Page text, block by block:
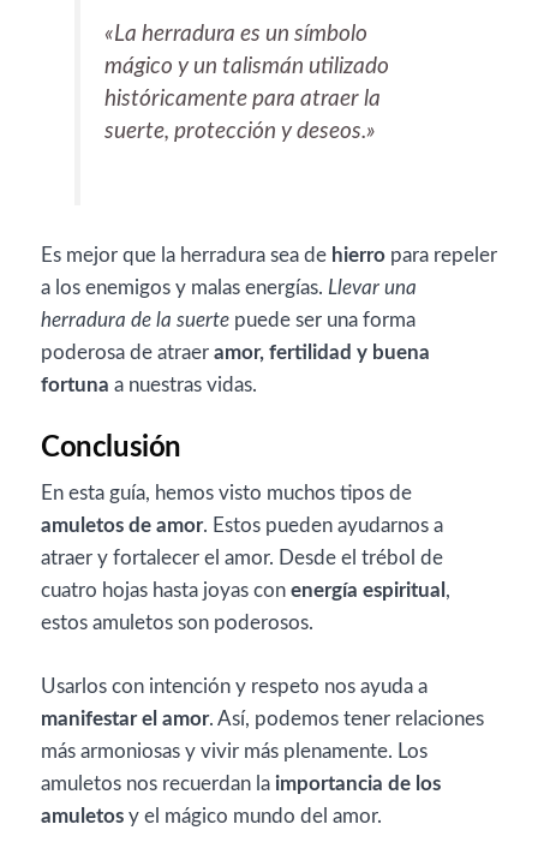
«La herradura es un símbolo
mágico y un talismán utilizado
históricamente para atraer la
suerte, protección y deseos.»
Es mejor que la herradura sea de hierro para repeler
a los enemigos y malas energías. Llevar una
herradura de la suerte puede ser una forma
poderosa de atraer amor, fertilidad y buena
fortuna a nuestras vidas.
Conclusión
En esta guía, hemos visto muchos tipos de
amuletos de amor. Estos pueden ayudarnos a
atraer y fortalecer el amor. Desde el trébol de
cuatro hojas hasta joyas con energía espiritual ,
estos amuletos son poderosos.
Usarlos con intención y respeto nos ayuda a
manifestar el amor. Así, podemos tener relaciones
más armoniosas y vivir más plenamente. Los
amuletos nos recuerdan la importancia de los
amuletos y el mágico mundo del amor.